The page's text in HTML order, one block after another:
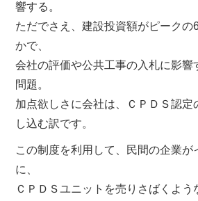
響する。
ただでさえ、建設投資額がピークの
かで、
会社の評価や公共工事の入札に影響
問題。
加点欲しさに会社は、ＣＰＤＳ認定
し込む訳です。
この制度を利用して、民間の企業が
に、
ＣＰＤＳユニットを売りさばくよう